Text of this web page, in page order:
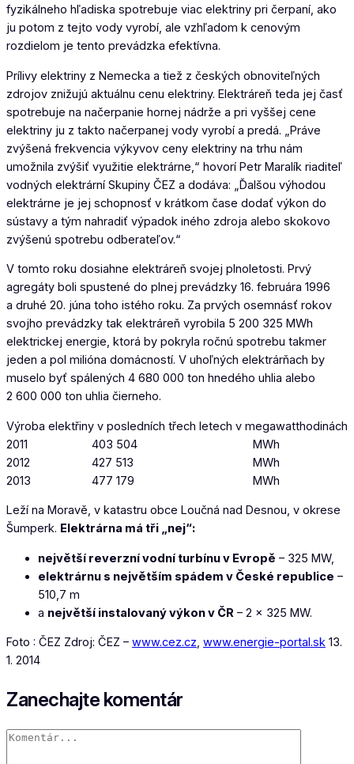
fyzikálneho hľadiska spotrebuje viac elektriny pri čerpaní, ako
ju potom z tejto vody vyrobí, ale vzhľadom k cenovým
rozdielom je tento prevádzka efektívna.
Prílivy elektriny z Nemecka a tiež z českých obnoviteľných
zdrojov znižujú aktuálnu cenu elektriny. Elektráreň teda jej časť
spotrebuje na načerpanie hornej nádrže a pri vyššej cene
elektriny ju z takto načerpanej vody vyrobí a predá. „Práve
zvýšená frekvencia výkyvov ceny elektriny na trhu nám
umožnila zvýšiť využitie elektrárne,“ hovorí Petr Maralík riaditeľ
vodných elektrární Skupiny ČEZ a dodáva: „Ďalšou výhodou
elektrárne je jej schopnosť v krátkom čase dodať výkon do
sústavy a tým nahradiť výpadok iného zdroja alebo skokovo
zvýšenú spotrebu odberateľov.“
V tomto roku dosiahne elektráreň svojej plnoletosti. Prvý
agregáty boli spustené do plnej prevádzky 16. februára 1996
a druhé 20. júna toho istého roku. Za prvých osemnásť rokov
svojho prevádzky tak elektráreň vyrobila 5 200 325 MWh
elektrickej energie, ktorá by pokryla ročnú spotrebu takmer
jeden a pol milióna domácností. V uhoľných elektrárňach by
muselo byť spálených 4 680 000 ton hnedého uhlia alebo
2 600 000 ton uhlia čierneho.
Výroba elektřiny v posledních třech letech v megawatthodinách
2011
403 504
MWh
2012
427 513
MWh
2013
477 179 MWh
Leží na Moravě, v katastru obce Loučná nad Desnou, v okrese
Šumperk. Elektrárna má tři „nej“:
největší reverzní vodní turbínu v Evropě – 325 MW,
elektrárnu s největším spádem v České republice –
510,7 m
a největší instalovaný výkon v ČR – 2 x 325 MW.
Foto : ČEZ Zdroj: ČEZ – www.cez.cz, www.energie-portal.sk 13.
1. 2014
Zanechajte komentár